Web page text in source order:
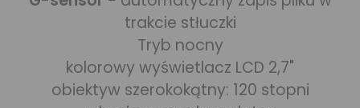
trakcie stłuczki
Tryb nocny
kolorowy wyświetlacz LCD 2,7"
obiektyw szerokokątny: 120 stopni